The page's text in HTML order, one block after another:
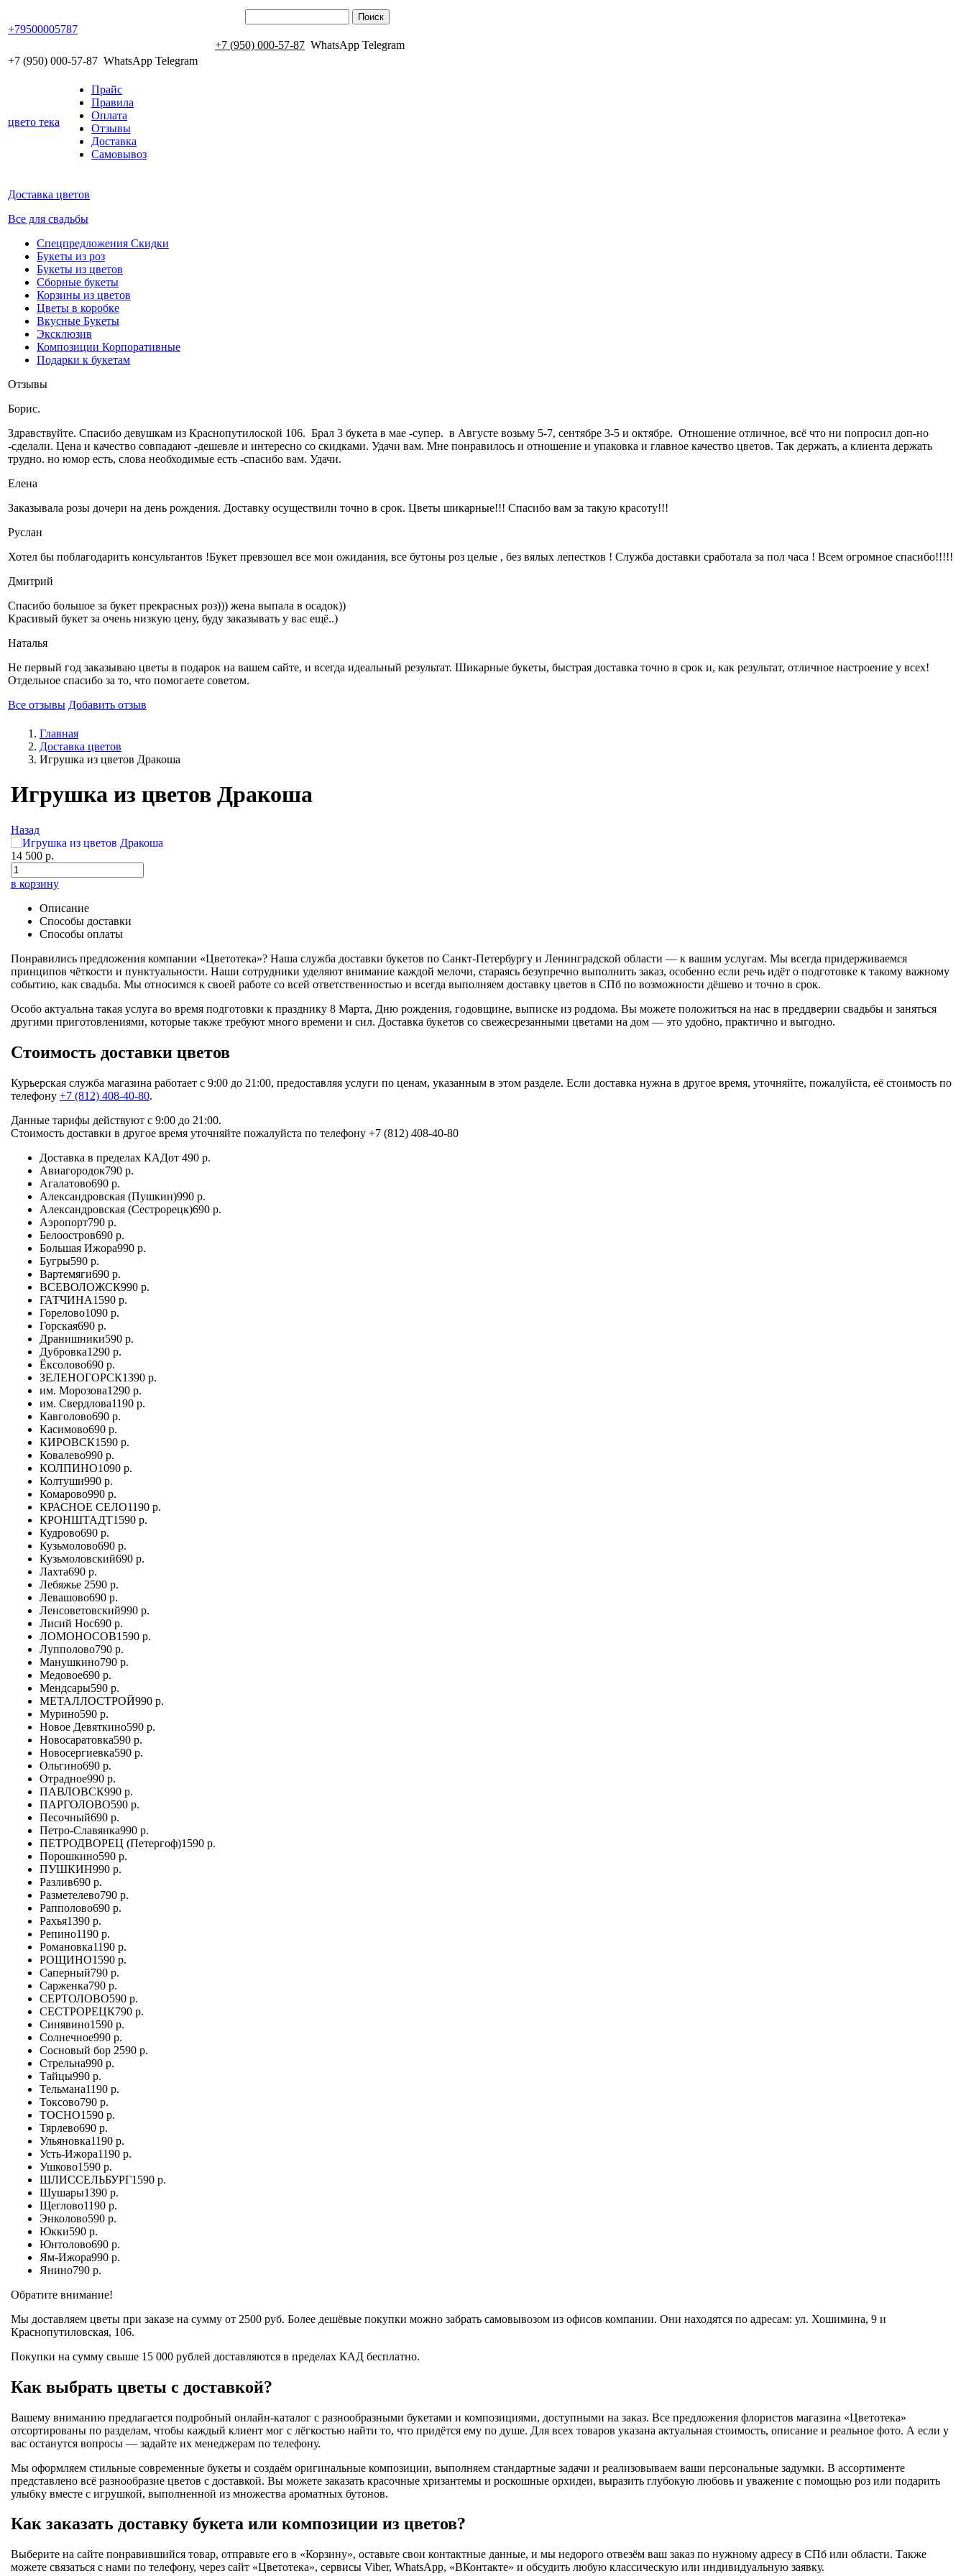
+79500005787
+7 (950) 000-57-87 WhatsApp Telegram
+7 (950) 000-57-87 WhatsApp Telegram
цвето тека
Прайс
Правила
Оплата
Отзывы
Доставка
Самовывоз
Доставка цветов
Все для свадьбы
Спецпредложения Скидки
Букеты из роз
Букеты из цветов
Сборные букеты
Корзины из цветов
Цветы в коробке
Вкусные Букеты
Эксклюзив
Композиции Корпоративные
Подарки к букетам
Отзывы
Борис.
Здравствуйте. Cпасибо девушкам из Краснопутилоской 106. Брал 3 букета в мае -супер. в Августе возьму 5-7, сентябре 3-5 и октябре. Отношение отличное, всё что ни попросил доп-но
-сделали. Цена и качество совпадают -дешевле и интересно со скидками. Удачи вам. Мне понравилось и отношение и упаковка и главное качество цветов. Так держать, а клиента держать
трудно. но юмор есть, слова необходимые есть -спасибо вам. Удачи.
Елена
Заказывала розы дочери на день рождения. Доставку осуществили точно в срок. Цветы шикарные!!! Спасибо вам за такую красоту!!!
Руслан
Хотел бы поблагодарить консультантов !Букет превзошел все мои ожидания, все бутоны роз целые , без вялых лепестков ! Служба доставки сработала за пол часа ! Всем огромное спасибо!!!!!
Дмитрий
Спасибо большое за букет прекрасных роз))) жена выпала в осадок))
Красивый букет за очень низкую цену, буду заказывать у вас ещё..)
Наталья
Не первый год заказываю цветы в подарок на вашем сайте, и всегда идеальный результат. Шикарные букеты, быстрая доставка точно в срок и, как результат, отличное настроение у всех!
Отдельное спасибо за то, что помогаете советом.
Все отзывы Добавить отзыв
Главная
Доставка цветов
Игрушка из цветов Дракоша
Игрушка из цветов Дракоша
Назад
14 500 р.
в корзину
Описание
Способы доставки
Способы оплаты
Понравились предложения компании «Цветотека»? Наша служба доставки букетов по Санкт-Петербургу и Ленинградской области — к вашим услугам. Мы всегда придерживаемся
принципов чёткости и пунктуальности. Наши сотрудники уделяют внимание каждой мелочи, стараясь безупречно выполнить заказ, особенно если речь идёт о подготовке к такому важному
событию, как свадьба. Мы относимся к своей работе со всей ответственностью и всегда выполняем доставку цветов в СПб по возможности дёшево и точно в срок.
Особо актуальна такая услуга во время подготовки к празднику 8 Марта, Дню рождения, годовщине, выписке из роддома. Вы можете положиться на нас в преддверии свадьбы и заняться
другими приготовлениями, которые также требуют много времени и сил. Доставка букетов со свежесрезанными цветами на дом — это удобно, практично и выгодно.
Стоимость доставки цветов
Курьерская служба магазина работает с 9:00 до 21:00, предоставляя услуги по ценам, указанным в этом разделе. Если доставка нужна в другое время, уточняйте, пожалуйста, её стоимость по
телефону +7 (812) 408-40-80.
Данные тарифы действуют с 9:00 до 21:00.
Стоимость доставки в другое время уточняйте пожалуйста по телефону +7 (812) 408-40-80
Доставка в пределах КАДот 490 р.
Авиагородок790 р.
Агалатово690 р.
Александровская (Пушкин)990 р.
Александровская (Сестрорецк)690 р.
Аэропорт790 р.
Белоостров690 р.
Большая Ижора990 р.
Бугры590 р.
Вартемяги690 р.
ВСЕВОЛОЖСК990 р.
ГАТЧИНА1590 р.
Горелово1090 р.
Горская690 р.
Дранишники590 р.
Дубровка1290 р.
Ёксолово690 р.
ЗЕЛЕНОГОРСК1390 р.
им. Морозова1290 р.
им. Свердлова1190 р.
Кавголово690 р.
Касимово690 р.
КИРОВСК1590 р.
Ковалево990 р.
КОЛПИНО1090 р.
Колтуши990 р.
Комарово990 р.
КРАСНОЕ СЕЛО1190 р.
КРОНШТАДТ1590 р.
Кудрово690 р.
Кузьмолово690 р.
Кузьмоловский690 р.
Лахта690 р.
Лебяжье 2590 р.
Левашово690 р.
Ленсоветовский990 р.
Лисий Нос690 р.
ЛОМОНОСОВ1590 р.
Лупполово790 р.
Манушкино790 р.
Медовое690 р.
Мендсары590 р.
МЕТАЛЛОСТРОЙ990 р.
Мурино590 р.
Новое Девяткино590 р.
Новосаратовка590 р.
Новосергиевка590 р.
Ольгино690 р.
Отрадное990 р.
ПАВЛОВСК990 р.
ПАРГОЛОВО590 р.
Песочный690 р.
Петро-Славянка990 р.
ПЕТРОДВОРЕЦ (Петергоф)1590 р.
Порошкино590 р.
ПУШКИН990 р.
Разлив690 р.
Разметелево790 р.
Рапполово690 р.
Рахья1390 р.
Репино1190 р.
Романовка1190 р.
РОЩИНО1590 р.
Саперный790 р.
Сарженка790 р.
СЕРТОЛОВО590 р.
СЕСТРОРЕЦК790 р.
Синявино1590 р.
Солнечное990 р.
Сосновый бор 2590 р.
Стрельна990 р.
Тайцы990 р.
Тельмана1190 р.
Токсово790 р.
ТОСНО1590 р.
Тярлево690 р.
Ульяновка1190 р.
Усть-Ижора1190 р.
Ушково1590 р.
ШЛИССЕЛЬБУРГ1590 р.
Шушары1390 р.
Щеглово1190 р.
Энколово590 р.
Юкки590 р.
Юнтолово690 р.
Ям-Ижора990 р.
Янино790 р.
Обратите внимание!
Мы доставляем цветы при заказе на сумму от 2500 руб. Более дешёвые покупки можно забрать самовывозом из офисов компании. Они находятся по адресам: ул. Хошимина, 9 и
Краснопутиловская, 106.
Покупки на сумму свыше 15 000 рублей доставляются в пределах КАД бесплатно.
Как выбрать цветы с доставкой?
Вашему вниманию предлагается подробный онлайн-каталог с разнообразными букетами и композициями, доступными на заказ. Все предложения флористов магазина «Цветотека»
отсортированы по разделам, чтобы каждый клиент мог с лёгкостью найти то, что придётся ему по душе. Для всех товаров указана актуальная стоимость, описание и реальное фото. А если у
вас останутся вопросы — задайте их менеджерам по телефону.
Мы оформляем стильные современные букеты и создаём оригинальные композиции, выполняем стандартные задачи и реализовываем ваши персональные задумки. В ассортименте
представлено всё разнообразие цветов с доставкой. Вы можете заказать красочные хризантемы и роскошные орхидеи, выразить глубокую любовь и уважение с помощью роз или подарить
улыбку вместе с игрушкой, выполненной из множества ароматных бутонов.
Как заказать доставку букета или композиции из цветов?
Выберите на сайте понравившийся товар, отправьте его в «Корзину», оставьте свои контактные данные, и мы недорого отвезём ваш заказ по нужному адресу в СПб или области. Также
можете связаться с нами по телефону, через сайт «Цветотека», сервисы Viber, WhatsApp, «ВКонтакте» и обсудить любую классическую или индивидуальную заявку.